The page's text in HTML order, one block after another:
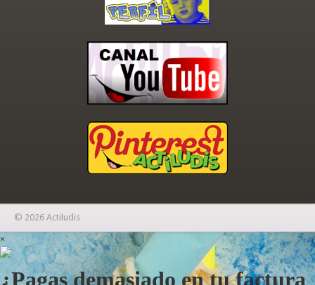
© 2026 Actiludis
×
¿Pagas demasiado en tu factura